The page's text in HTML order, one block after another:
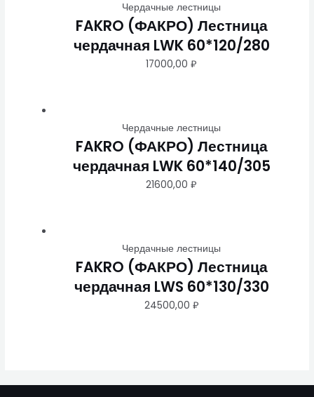
Чердачные лестницы
FAKRO (ФАКРО) Лестница
чердачная LWK 60*120/280
17000,00₽
Чердачные лестницы
FAKRO (ФАКРО) Лестница
чердачная LWK 60*140/305
21600,00₽
Чердачные лестницы
FAKRO (ФАКРО) Лестница
чердачная LWS 60*130/330
24500,00 ₽